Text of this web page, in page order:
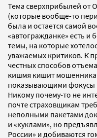
Тема сверхприбылей от
(которые вообще-то
была и остается самой
«автогражданке» есть и
темы, на которые
уважаемых критиков. К
честных способов
кишмя кишит
показывающими фокусы
Никому почему-то не
почте страховщикам
неполными пакетами
и «куклами», но
России» и добиваются